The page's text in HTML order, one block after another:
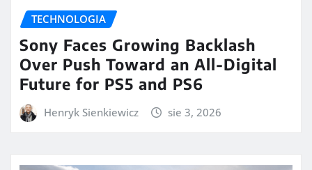
TECHNOLOGIA
Sony Faces Growing Backlash
Over Push Toward an All-Digital
Future for PS5 and PS6
Henryk Sienkiewicz sie 3, 2026